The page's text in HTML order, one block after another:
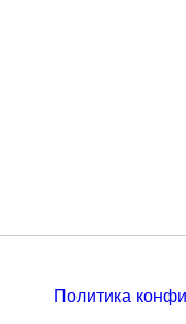
Политика